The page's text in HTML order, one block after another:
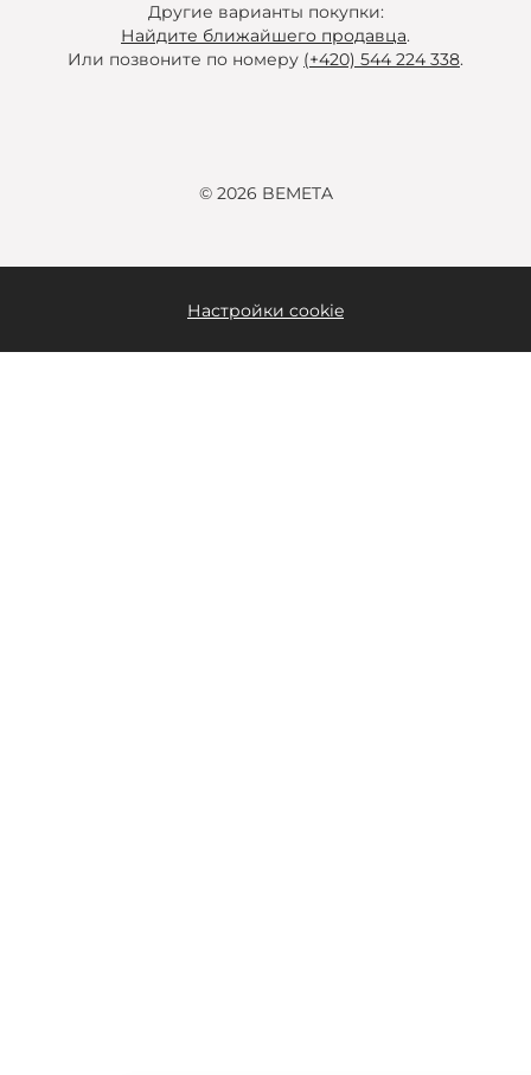
Другие варианты покупки:
Найдите ближайшего продавца.
Или позвоните по номеру (+420) 544 224 338.
© 2026 BEMETA
Настройки cookie